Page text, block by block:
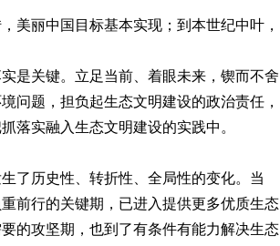
美丽中国目标基本实现；到本世纪中叶，
是关键。立足当前、着眼未来，锲而不舍
问题，担负起生态文明建设的政治责任，
落实融入生态文明建设的实践中。
了历史性、转折性、全局性的变化。当
前行的关键期，已进入提供更多优质生态
的攻坚期，也到了有条件有能力解决生态